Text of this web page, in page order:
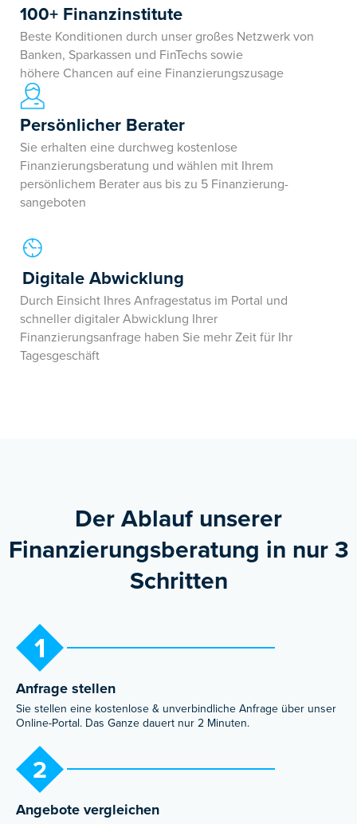
100+ Finanzinstitute
Beste Konditionen durch unser großes Netzwerk von
Banken, Sparkassen und FinTechs sowie
höhere Chancen auf eine Finanzierungszusage
Persönlicher Berater
Sie erhalten eine durchweg kostenlose
Finanzierungsberatung und wählen mit Ihrem
persönlichem Berater aus bis zu 5 Finanzierung­
sangeboten
Digitale Abwicklung
Durch Einsicht Ihres Anfragestatus im Portal und
schneller digitaler Abwicklung Ihrer
Finanzierungsanfrage haben Sie mehr Zeit für Ihr
Tagesgeschäft
Der Ablauf unserer
Finanzierungs­beratung in nur 3
Schritten
1
Anfrage stellen​
Sie stellen eine kostenlose & unverbindliche Anfrage über unser
Online-Portal. Das Ganze dauert nur 2 Minuten.​
2
Angebote vergleichen